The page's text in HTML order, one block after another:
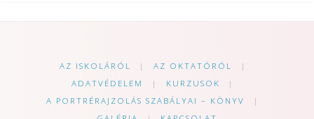
AZ ISKOLÁRÓL | AZ OKTATÓRÓL
|
ADATVÉDELEM
| KURZUSOK
|
A PORTRÉRAJZOLÁS SZABÁLYAI – KÖNYV
|